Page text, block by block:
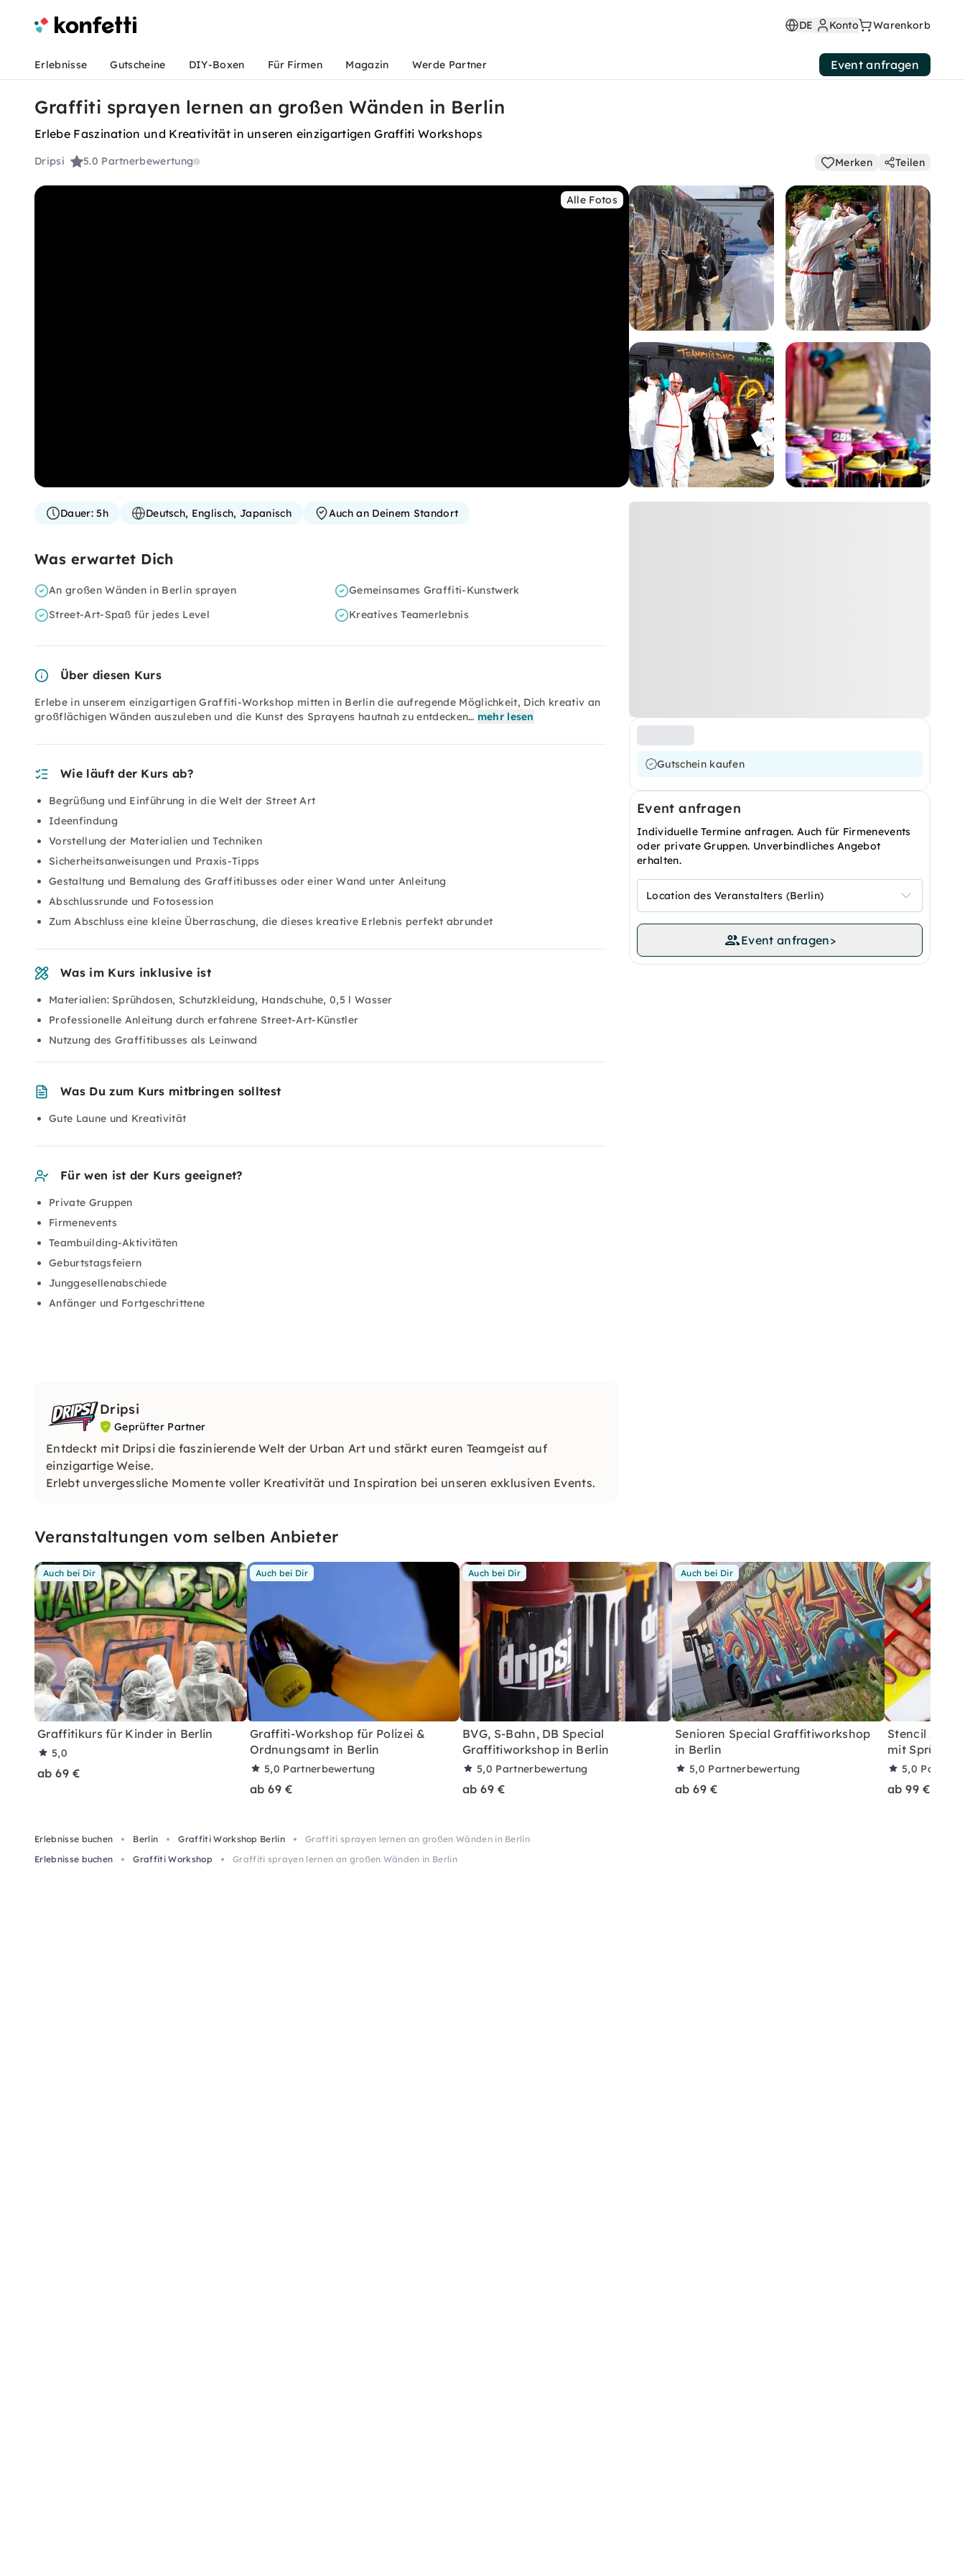
DE Konto Warenkorb
Erlebnisse Gutscheine DIY-Boxen Für Firmen Magazin Werde Partner Event anfragen
Graffiti sprayen lernen an großen Wänden in Berlin
Erlebe Faszination und Kreativität in unseren einzigartigen Graffiti Workshops
Dripsi 5.0 Partnerbewertung Merken Teilen
Alle Fotos
Gutschein kaufen
Event anfragen
Individuelle Termine anfragen. Auch für Firmenevents
oder private Gruppen. Unverbindliches Angebot
erhalten.
Location des Veranstalters (Berlin)
Event anfragen>
Dauer:5h Deutsch, Englisch, Japanisch Auch an Deinem Standort
Was erwartet Dich
An großen Wänden in Berlin sprayen
Gemeinsames Graffiti-Kunstwerk
Street-Art-Spaß für jedes Level
Kreatives Teamerlebnis
Über diesen Kurs
Erlebe in unserem einzigartigen Graffiti-Workshop mitten in Berlin die aufregende Möglichkeit, Dich kreativ an
großflächigen Wänden auszuleben und die Kunst des Sprayens hautnah zu entdecken… mehr lesen
Wie läuft der Kurs ab?
Begrüßung und Einführung in die Welt der Street Art
Ideenfindung
Vorstellung der Materialien und Techniken
Sicherheitsanweisungen und Praxis-Tipps
Gestaltung und Bemalung des Graffitibusses oder einer Wand unter Anleitung
Abschlussrunde und Fotosession
Zum Abschluss eine kleine Überraschung, die dieses kreative Erlebnis perfekt abrundet
Was im Kurs inklusive ist
Materialien: Sprühdosen, Schutzkleidung, Handschuhe, 0,5 l Wasser
Professionelle Anleitung durch erfahrene Street-Art-Künstler
Nutzung des Graffitibusses als Leinwand
Was Du zum Kurs mitbringen solltest
Gute Laune und Kreativität
Für wen ist der Kurs geeignet?
Private Gruppen
Firmenevents
Teambuilding-Aktivitäten
Geburtstagsfeiern
Junggesellenabschiede
Anfänger und Fortgeschrittene
Dripsi
Geprüfter Partner
Entdeckt mit Dripsi die faszinierende Welt der Urban Art und stärkt euren Teamgeist auf
einzigartige Weise.
Erlebt unvergessliche Momente voller Kreativität und Inspiration bei unseren exklusiven Events.
Veranstaltungen vom selben Anbieter
Auch bei Dir
Graffitikurs für Kinder in Berlin
5,0
ab 69 €
Auch bei Dir
Graffiti-Workshop für Polizei &
Ordnungsamt in Berlin
5,0 Partnerbewertung
ab 69 €
Auch bei Dir
BVG, S-Bahn, DB Special
Graffitiworkshop in Berlin
5,0 Partnerbewertung
ab 69 €
Auch bei Dir
Senioren Special Graffitiworkshop
in Berlin
5,0 Partnerbewertung
ab 69 €
Stencil Art
mit
5,0
ab 99 €
Erlebnisse buchen Berlin Graffiti Workshop Berlin
Graffiti sprayen lernen an großen Wänden in Berlin
Erlebnisse buchen
Graffiti Workshop Graffiti sprayen lernen an großen Wänden in Berlin